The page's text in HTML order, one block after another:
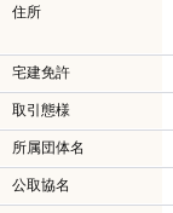
住所
宅建免許
取引態様
所属団体名
公取協名